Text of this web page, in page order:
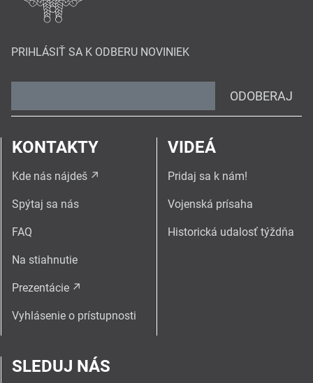
PRIHLÁSIŤ SA K ODBERU NOVINIEK
ODOBERAJ
KONTAKTY
Kde nás nájdeš
Spýtaj sa nás
FAQ
Na stiahnutie
Prezentácie
Vyhlásenie o prístupnosti
VIDEÁ
Pridaj sa k nám!
Vojenská prísaha
Historická udalosť týždňa
SLEDUJ NÁS